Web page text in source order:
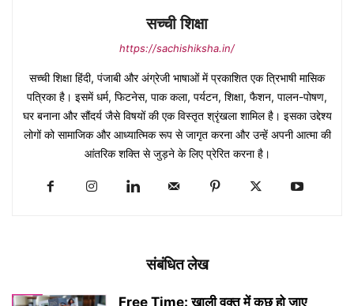
सच्ची शिक्षा
https://sachishiksha.in/
सच्ची शिक्षा हिंदी, पंजाबी और अंग्रेजी भाषाओं में प्रकाशित एक त्रिभाषी मासिक
पत्रिका है। इसमें धर्म, फिटनेस, पाक कला, पर्यटन, शिक्षा, फैशन, पालन-पोषण,
घर बनाना और सौंदर्य जैसे विषयों की एक विस्तृत श्रृंखला शामिल है। इसका उद्देश्य
लोगों को सामाजिक और आध्यात्मिक रूप से जागृत करना और उन्हें अपनी आत्मा की
आंतरिक शक्ति से जुड़ने के लिए प्रेरित करना है।
संबंधित लेख
Free Time: खाली वक्त में कुछ हो जाए